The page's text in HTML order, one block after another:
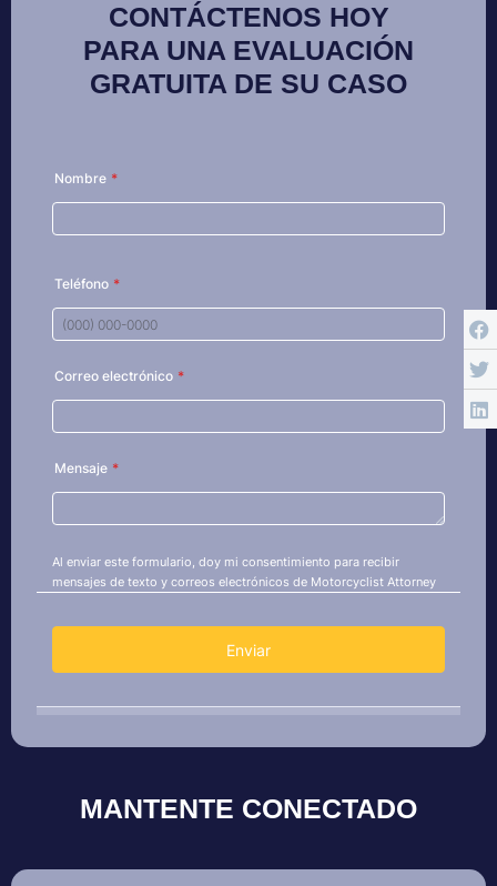
CONTÁCTENOS HOY
PARA UNA EVALUACIÓN
GRATUITA DE SU CASO
MANTENTE CONECTADO